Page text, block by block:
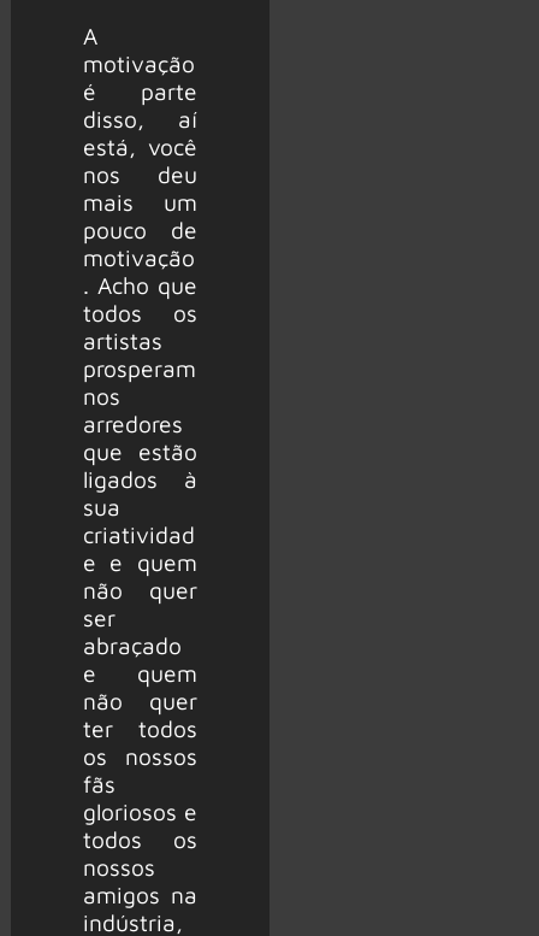
A
motivação
é parte
disso, aí
está, você
nos deu
mais um
pouco de
motivação
. Acho que
todos os
artistas
prosperam
nos
arredores
que estão
ligados à
sua
criatividad
e e quem
não quer
ser
abraçado
e quem
não quer
ter todos
os nossos
fãs
gloriosos e
todos os
nossos
amigos na
indústria,